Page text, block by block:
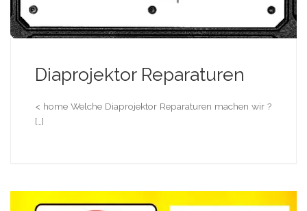
Diaprojektor Reparaturen
< home Welche Diaprojektor Reparaturen machen wir ?
[…]